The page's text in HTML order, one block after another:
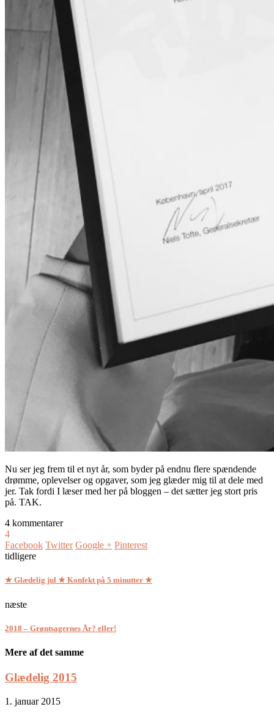
Nu ser jeg frem til et nyt år, som byder på endnu flere spændende
drømme, oplevelser og opgaver, som jeg glæder mig til at dele med
jer. Tak fordi I læser med her på bloggen – det sætter jeg stort pris
på. TAK.
4 kommentarer
4
Facebook Twitter Google + Pinterest
tidligere
★ Glædelig jul ★ Konfekt på 5 minutter ★
næste
2018 – Grøntsagernes År? eller!
Mere af det samme
Glædelig 2015
1. januar 2015